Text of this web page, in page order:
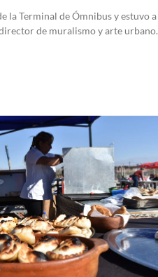
la Terminal de Ómnibus y estuvo a
de muralismo y arte urbano.